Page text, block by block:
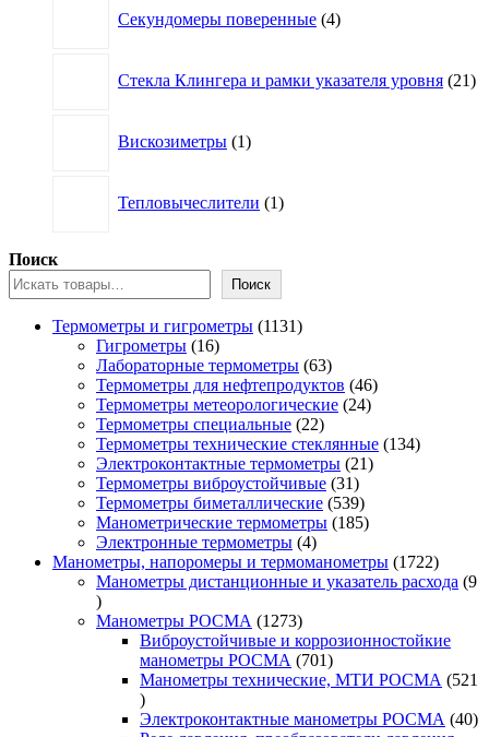
Секундомеры поверенные 4товара
Стекла Клингера и рамки указателя уровня 21
Вискозиметры 1товар
Тепловычеслители 1товар
Поиск
Поиск
Термометры и гигрометры 11311131
Гигрометры 1616
товаров
Лабораторные термометры 6363
товара
Термометры для нефтепродуктов 4646
Термометры метеорологические 2424
Термометры специальные 2222
товара
Термометры технические стеклянные 134134
Электроконтактные термометры 2121
Термометры виброустойчивые 3131
товар
Термометры биметаллические 539539
товаров
Манометрические термометры 185185
Электронные термометры 44
товара
Манометры, напоромеры и термоманометры 17221722
товара
Манометры дистанционные и указатель расхода 9
9
товаров
Манометры РОСМА 12731273
товара
Виброустойчивые и коррозионностойкие
манометры РОСМА
701701
товар
Манометры технические, МТИ РОСМА
521
521
товар
Электроконтактные манометры РОСМА 4040